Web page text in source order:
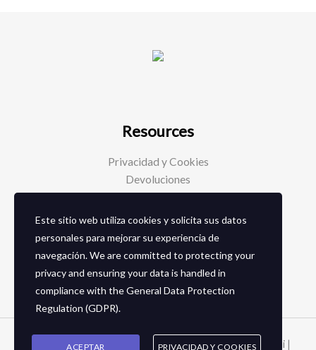
Resources
Privacidad y Cookies
Devoluciones
Social Media
Facebook
Instagram
Copyright © 2026 Zapaterias en granada - Calzados toñi |
Este sitio web utiliza cookies y solicita sus datos
personales para mejorar su experiencia de
navegación. We are committed to protecting your
privacy and ensuring your data is handled in
compliance with theGeneral Data Protection
Regulation (GDPR).
ACEPTAR PRIVACIDAD Y COOKIES